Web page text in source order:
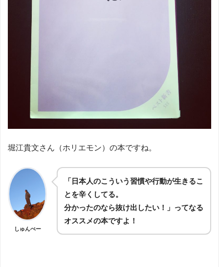
堀江貴文さん（ホリエモン）の本ですね。
しゅんぺー
「日本人のこういう習慣や行動が生きるこ
とを辛くしてる。
分かったのなら抜け出したい！」ってなる
オススメの本ですよ！